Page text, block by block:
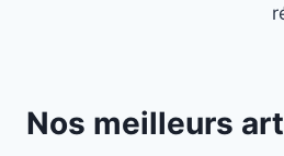
Nos meilleurs